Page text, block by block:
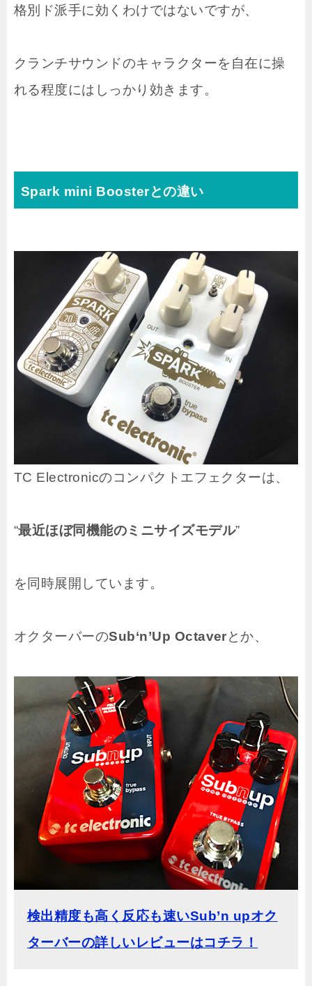
格別ド派手に効くわけではないですが、
クランチサウンドのキャラクターを自在に操
れる程度にはしっかり効きます。
Spark mini Boosterとの違い
TC Electronicのコンパクトエフェクターは、
“最近ほぼ同機能のミニサイズモデル”
を同時展開しています。
オクターバーのSub‘n’Up Octaverとか、
検出精度も高く反応も速いSub’n upオク
ターバーの詳しいレビューはコチラ！